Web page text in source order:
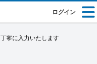
ログイン
丁寧に入力いたします